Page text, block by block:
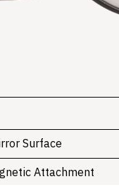
Surface
Attachment